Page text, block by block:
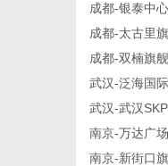
成都-银泰中
成都-太古里
成都-双楠旗
武汉-泛海国
武汉-武汉
南京-万达广
南京-新街口